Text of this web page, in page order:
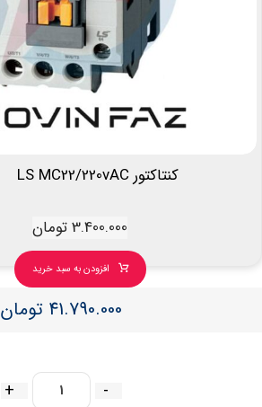
کنتاکتور LS MC22/220vAC
3.400.000 تومان
افزودن به سبد خرید
41.790.000 تومان
-
+